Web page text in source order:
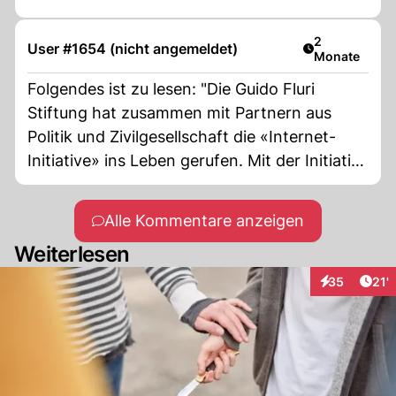
User #1654 (nicht angemeldet) Artikel
2
Monate
Folgendes ist zu lesen: "Die Guido Fluri
Stiftung hat zusammen mit Partnern aus
Politik und Zivilgesellschaft die «Internet-
Initiative» ins Leben gerufen. Mit der Initiative
soll die Verbreitung von pädokriminellem
Material, von sexueller und anderer Gewalt
konsequent bekämpft, die Bevölkerung vor
Cyberkriminalität geschützt und den Risiken
von Desinformationskampagnen mit
gezielten Maßnahmen entgegengetreten
werden." Was mich hier stutzig macht ist die
Aussage: "Desinformationskampagnen mit
gezielten Maßnahmen entgegengetreten".
Alle Kommentare anzeigen
Weiterlesen
35
Interaktionen
21'